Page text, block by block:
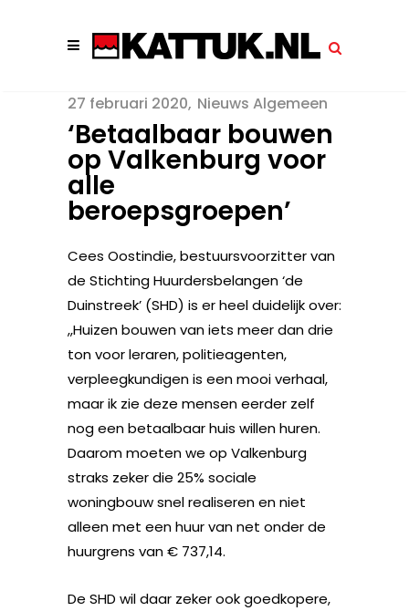
27 februari 2020 Nieuws Algemeen
‘Betaalbaar bouwen
op Valkenburg voor
alle
beroepsgroepen’
Cees Oostindie, bestuursvoorzitter van
de Stichting Huurdersbelangen ‘de
Duinstreek’ (SHD) is er heel duidelijk over:
,,Huizen bouwen van iets meer dan drie
ton voor leraren, politieagenten,
verpleegkundigen is een mooi verhaal,
maar ik zie deze mensen eerder zelf
nog een betaalbaar huis willen huren.
Daarom moeten we op Valkenburg
straks zeker die 25% sociale
woningbouw snel realiseren en niet
alleen met een huur van net onder de
huurgrens van € 737,14.
De SHD wil daar zeker ook goedkopere,